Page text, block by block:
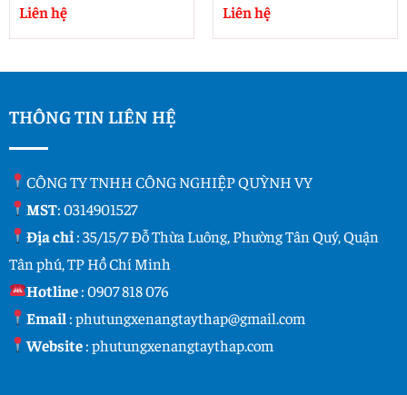
Liên hệ
Liên hệ
THÔNG TIN LIÊN HỆ
CÔNG TY TNHH CÔNG NGHIỆP QUỲNH VY
MST: 0314901527
Địa chỉ: 35/15/7 Đỗ Thừa Luông, Phường Tân Quý, Quận
Tân phú, TP Hồ Chí Minh
Hotline:0907 818 076
Email :phutungxenangtaythap@gmail.com
Website:phutungxenangtaythap.com